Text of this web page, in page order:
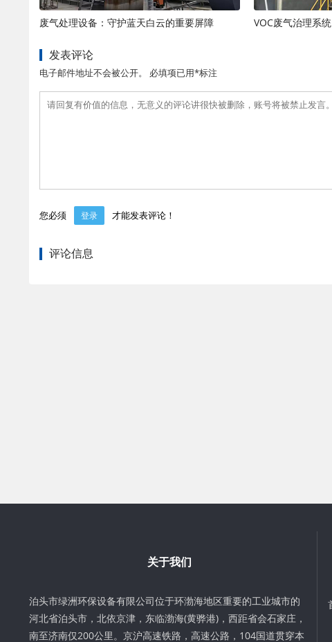
废气处理设备：守护蓝天白云的重要屏障 VOC废气治理系
发表评论
电子邮件地址不会被公开。 必填项已用*标注
您必须 登录 才能发表评论！
评论信息
关于我们
泊头市绿洲环保设备有限公司位于环渤海地区重要的工业城市的
河北省泊头市，北依京津，东临渤海(黄骅港)，西距省会石家庄，
南至济南仅200公里。京沪高速铁路，高速公路，104国道贯穿本